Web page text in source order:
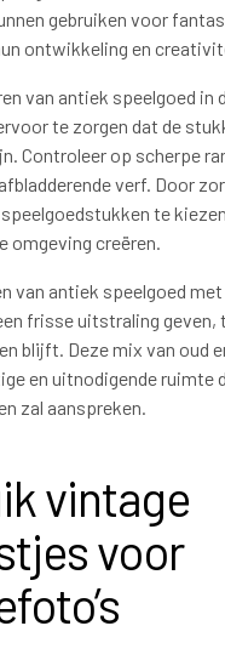
gebruiken voor
ontwikkeling en
van antiek speelgoed in
te zorgen dat de
Controleer op scherpe
verf. Door
te
omgeving creëren.
van antiek speelgoed
frisse uitstraling
blijft. Deze mix van oud
en uitnodigende ruimte
zal aanspreken.
vintage
voor